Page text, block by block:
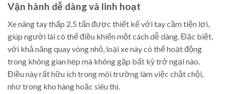
Vận hành dễ dàng và linh hoạt
Xe nâng tay thấp 2.5 tấn được thiết kế với tay cầm tiện lợi,
giúp người lái có thể điều khiển một cách dễ dàng. Đặc biệt,
với khả năng quay vòng nhỏ, loại xe này có thể hoạt động
trong không gian hẹp mà không gặp bất kỳ trở ngại nào.
Điều này rất hữu ích trong môi trường làm việc chật chội,
như trong kho hàng hoặc siêu thị.